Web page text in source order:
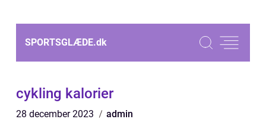
SPORTSGLÆDE.dk
cykling kalorier
28 december 2023 admin